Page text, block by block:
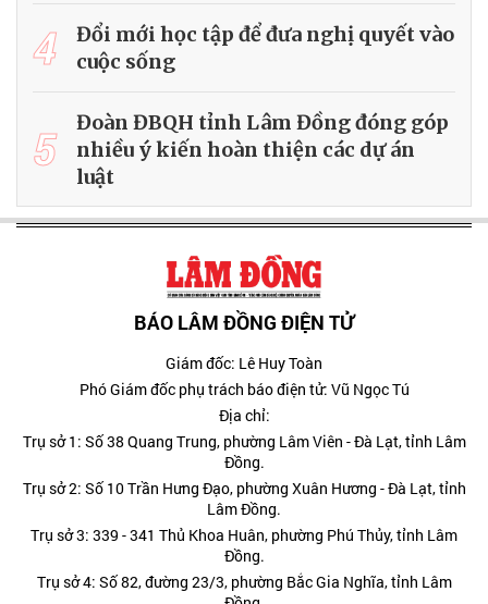
4
Đổi mới học tập để đưa nghị quyết vào
cuộc sống
5
Đoàn ĐBQH tỉnh Lâm Đồng đóng góp
nhiều ý kiến hoàn thiện các dự án
luật
BÁO LÂM ĐỒNG ĐIỆN TỬ
Giám đốc: Lê Huy Toàn
Phó Giám đốc phụ trách báo điện tử: Vũ Ngọc Tú
Địa chỉ:
Trụ sở 1: Số 38 Quang Trung, phường Lâm Viên - Đà Lạt, tỉnh Lâm
Đồng.
Trụ sở 2: Số 10 Trần Hưng Đạo, phường Xuân Hương - Đà Lạt, tỉnh
Lâm Đồng.
Trụ sở 3: 339 - 341 Thủ Khoa Huân, phường Phú Thủy, tỉnh Lâm
Đồng.
Trụ sở 4: Số 82, đường 23/3, phường Bắc Gia Nghĩa, tỉnh Lâm